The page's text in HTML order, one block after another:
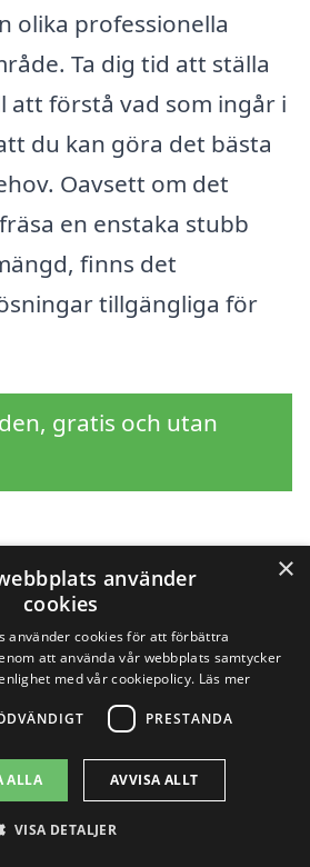
olika professionella
Ta dig tid att ställa
att förstå vad som ingår i
du kan göra det bästa
Oavsett om det
en enstaka stubb
finns det
tillgängliga för
gratis och utan
en
för
i andra
Gissebo
förstubbfräsning i
×
använder
cookies
använder cookies för att förbättra
att använda vår webbplats samtycker
med vår cookiepolicy. Läs mer
PRESTANDA
ALLA AVVISA ALLT
VISA DETALJER